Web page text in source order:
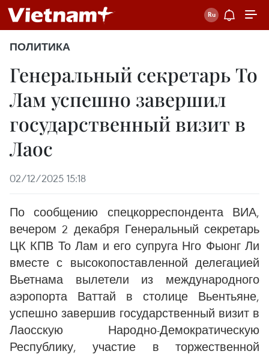
ПОЛИТИКА
Генеральный секретарь То
Лам успешно завершил
государственный визит в
Лаос
02/12/2025 15:18
По сообщению спецкорреспондента ВИА,
вечером 2 декабря Генеральный секретарь
ЦК КПВ То Лам и его супруга Нго Фыонг Ли
вместе с высокопоставленной делегацией
Вьетнама вылетели из международного
аэропорта Ваттай в столице Вьентьяне,
успешно завершив государственный визит в
Лаосскую Народно-Демократическую
Республику, участие в торжественной